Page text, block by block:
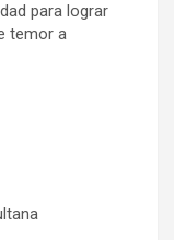
para lograr
temor a